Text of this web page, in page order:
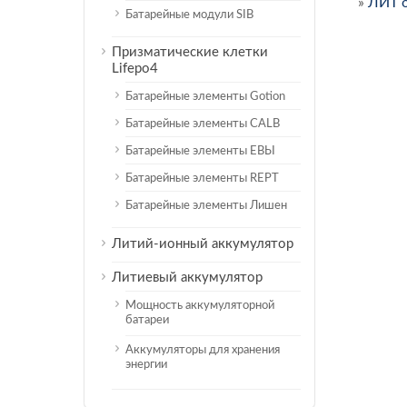
» ЛИТ
Батарейные модули SIB
Призматические клетки
Lifepo4
Батарейные элементы Gotion
Батарейные элементы CALB
Батарейные элементы ЕВЫ
Батарейные элементы REPT
Батарейные элементы Лишен
Литий-ионный аккумулятор
Литиевый аккумулятор
Мощность аккумуляторной
батареи
Аккумуляторы для хранения
энергии